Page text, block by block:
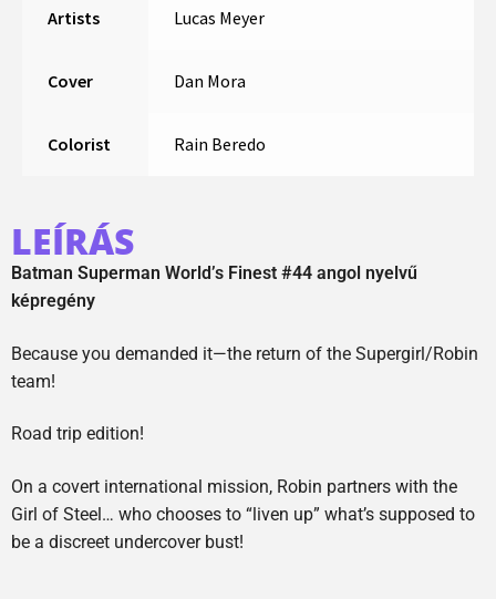
Artists Lucas Meyer
Cover Dan Mora
Colorist Rain Beredo
LEÍRÁS
Batman Superman World’s Finest #44 angol nyelvű
képregény
Because you demanded it—the return of the Supergirl/Robin
team!
Road trip edition!
On a covert international mission, Robin partners with the
Girl of Steel… who chooses to “liven up” what’s supposed to
be a discreet undercover bust!